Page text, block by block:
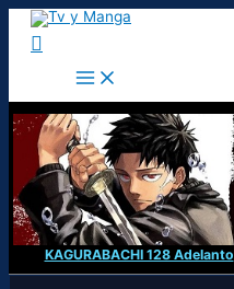
Ir
contenido
Buscar
KAGURABACHI 128 Adelanto